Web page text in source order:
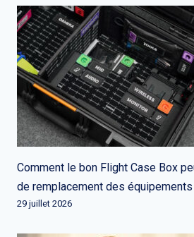
Comment le bon Flight Case Box
de remplacement des équipements
29 juillet 2026